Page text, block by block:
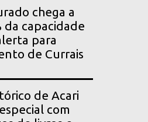
chega a
da capacidade
para
de Currais
de Acari
com